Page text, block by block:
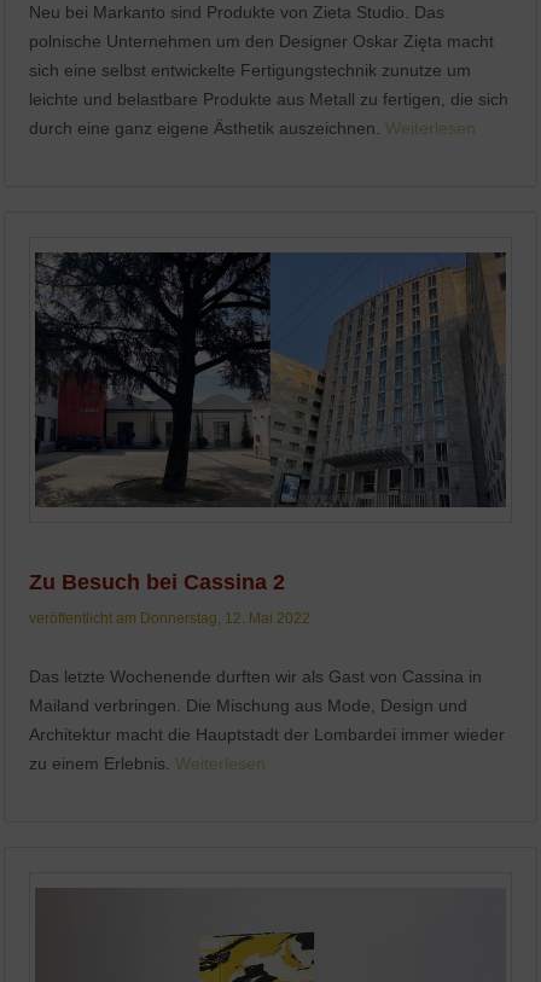
Neu bei Markanto sind Produkte von Zieta Studio. Das
polnische Unternehmen um den Designer Oskar Zięta macht
sich eine selbst entwickelte Fertigungstechnik zunutze um
leichte und belastbare Produkte aus Metall zu fertigen, die sich
durch eine ganz eigene Ästhetik auszeichnen.Weiterlesen
Zu Besuch bei Cassina 2
veröffentlicht am Donnerstag, 12. Mai 2022
Das letzte Wochenende durften wir als Gast von Cassina in
Mailand verbringen. Die Mischung aus Mode, Design und
Architektur macht die Hauptstadt der Lombardei immer wieder
zu einem Erlebnis.Weiterlesen